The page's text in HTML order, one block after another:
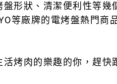
形狀、清潔便利性等
等廠牌的電烤盤熱門商
烤肉的樂趣的你，趕